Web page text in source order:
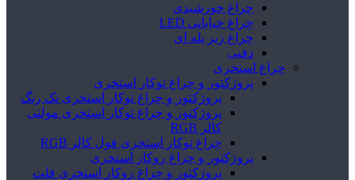
چراغ خورشیدی
چراغ خیابانی LED
چراغ زیر پله ای
دفنی
چراغ استخری
پروژکتور و چراغ توکار استخری
پروژکتور و چراغ توکار استخری تک رنگ
پروژکتور و چراغ توکار استخری مولتی
کالر RGB
چراغ توکار استخری فول کالر RGB
پروژکتور و چراغ روکار استخری
پروژکتور و چراغ روکار استخری فلت